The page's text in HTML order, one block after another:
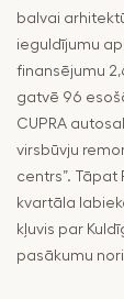
balvai
ieguldījumu
finansējumu
gatvē 96
CUPRA
virsbūvju
centrs”. Tāpat
kvartāla
kļuvis par
pasākumu